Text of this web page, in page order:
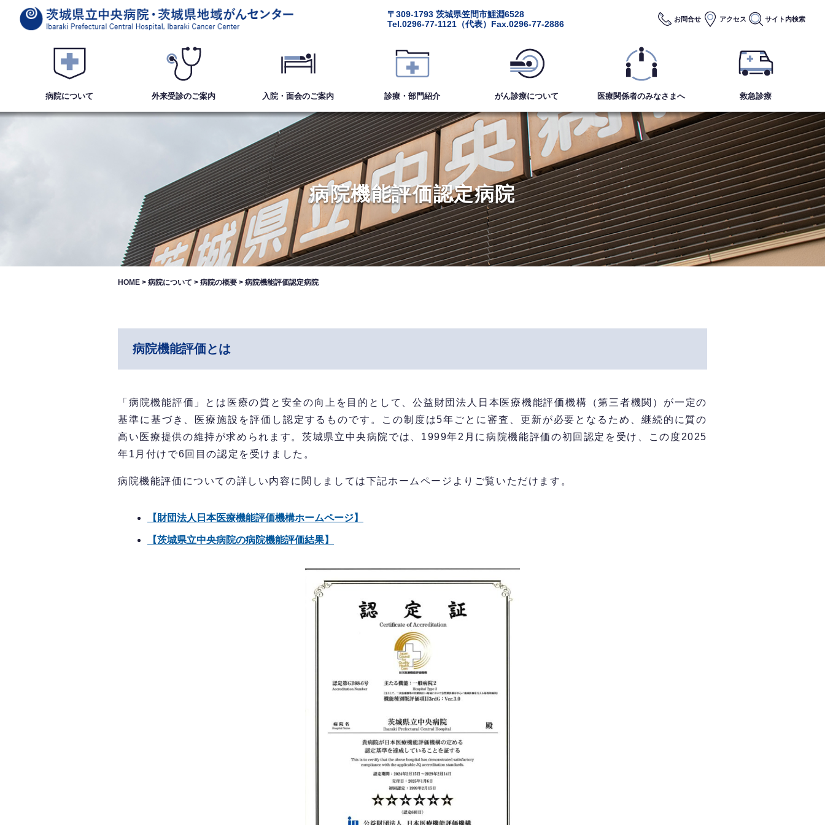
〒309-1793 茨城県笠間市鯉淵6528
Tel.0296-77-1121（代表） Fax.0296-77-2886 お問合せ アクセス サイト内検索
病院について 外来受診のご案内 入院・面会のご案内 診療・部門紹介 がん診療について 医療関係者のみなさまへ 救急診療
病院機能評価認定病院
HOME > 病院について > 病院の概要 > 病院機能評価認定病院
病院機能評価とは
「病院機能評価」とは医療の質と安全の向上を目的として、公益財団法人日本医療機能評価機構（第三者機関）が一定の
基準に基づき、医療施設を評価し認定するものです。この制度は5年ごとに審査、更新が必要となるため、継続的に質の
高い医療提供の維持が求められます。茨城県立中央病院では、1999年2月に病院機能評価の初回認定を受け、この度2025
年1月付けで6回目の認定を受けました。
病院機能評価についての詳しい内容に関しましては下記ホームページよりご覧いただけます。
【財団法人日本医療機能評価機構ホームページ】
【茨城県立中央病院の病院機能評価結果】